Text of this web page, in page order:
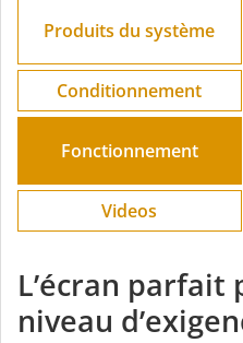
Produits du système
Conditionnement
Fonctionnement
Videos
L’écran parfait
niveau